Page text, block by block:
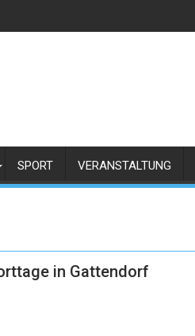
SPORT VERANSTALTUNG
in Gattendorf